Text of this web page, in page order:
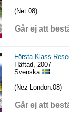
(Net.08)
Går ej att
Första Klass
Häftad, 2007
Svenska
(Nez London.08)
Går ej att